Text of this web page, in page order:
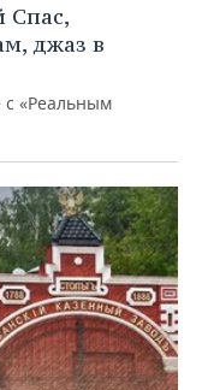
Спас,
джаз в
«Реальным